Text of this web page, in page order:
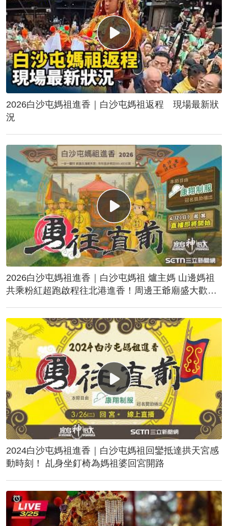
2026白沙屯媽祖進香｜白沙屯媽祖返程 現場最新狀
況
2026白沙屯媽祖進香｜白沙屯媽祖 爐主媽 山邊媽祖
共乘粉紅超跑啟程往北港進香！周邊王爺廟盛大歡
2024白沙屯媽祖進香｜白沙屯媽祖回鑾抵達拱天宮感
動時刻！ 乩身坐釘椅為媽祖婆回宮開路